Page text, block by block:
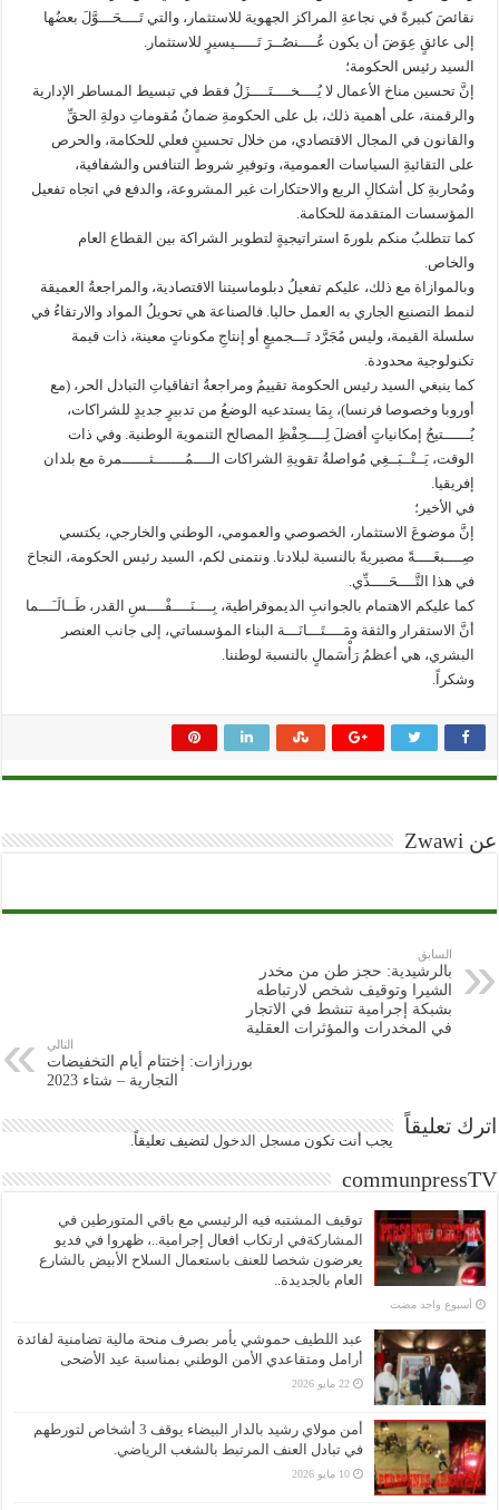
نقائصَ كبيرةً في نجاعةِ المراكز الجهوية للاستثمار، والتي تَــــحَـــوَّلَ بعضُها
إلى عائقٍ عِوَضَ أن يكون عُــــنصُــرَ تَـــــيسيرٍ للاستثمار.
السيد رئيس الحكومة؛
إنَّ تحسين مناخ الأعمال لا يُــــخــــتَــــزَلُ فقط في تبسيط المساطر الإدارية
والرقمنة، على أهمية ذلك، بل على الحكومةِ ضمانُ مُقوماتِ دولةِ الحقِّ
والقانون في المجال الاقتصادي، من خلال تحسينٍ فعلي للحكامة، والحرص
على التقائيةِ السياسات العمومية، وتوفيرِ شروط التنافس والشفافية،
ومُحاربةِ كل أشكالِ الريع والاحتكارات غير المشروعة، والدفع في اتجاه تفعيل
المؤسسات المتقدمة للحكامة.
كما تتطلبُ منكم بلورةَ استراتيجيةٍ لتطوير الشراكة بين القطاع العام
والخاص.
وبالموازاة مع ذلك، عليكم تفعيلُ دبلوماسيتنا الاقتصادية، والمراجعةُ العميقة
لنمط التصنيع الجاري به العمل حاليا. فالصناعة هي تحويلُ المواد والارتقاءُ في
سلسلة القيمة، وليس مُجَرَّد تَـــجميعٍ أو إنتاجِ مكوناتٍ معينة، ذات قيمة
تكنولوجية محدودة.
كما ينبغي السيد رئيس الحكومة تقييمُ ومراجعةُ اتفاقياتِ التبادل الحر، (مع
أوروبا وخصوصا فرنسا)، بِمَا يستدعيه الوضعُ من تدبيرٍ جديدٍ للشراكات،
يُــــــتيحُ إمكانياتٍ أفضلَ لِــــحِفْظِ المصالح التنموية الوطنية. وفي ذات
الوقت، يَــنْــبَــغِي مُواصلةُ تقويةِ الشراكات الــــمُـــــــثــــــمرة مع بلدان
إفريقيا.
في الأخير؛
إنَّ موضوعَ الاستثمار، الخصوصي والعمومي، الوطني والخارجي، يكتسي
صِــــبغَــــةً مصيريةً بالنسبة لبلادنا. ونتمنى لكم، السيد رئيس الحكومة، النجاحَ
في هذا التَّــــحَــــدِّي.
كما عليكم الاهتمام بالجوانبِ الديموقراطية، بِــــنَــــفْــــسِ القدر، طَــالَـَـــما
أنَّ الاستقرار والثقة ومَــــتَـــانَـــة البناء المؤسساتي، إلى جانب العنصر
البشري، هي أعظمُ رَأْسَمالٍ بالنسبة لوطننا.
وشكراً.
عن Zwawi
السابق
بالرشيدية: حجز طن من مخدر
الشيرا وتوقيف شخص لارتباطه
بشبكة إجرامية تنشط في الاتجار
في المخدرات والمؤثرات العقلية
التالي
بورزازات: إختتام أيام التخفيضات
التجارية – شتاء 2023
اترك تعليقاً
يجب أنت تكون مسجل الدخول لتضيف تعليقاً.
communpressTV
توقيف المشتبه فيه الرئيسي مع باقي المتورطين في
المشاركةفي ارتكاب افعال إجرامية..، ظهروا في فديو
يعرضون شخصا للعنف باستعمال السلاح الأبيض بالشارع
العام بالجديدة..
‏أسبوع واحد مضت
عبد اللطيف حموشي يأمر بصرف منحة مالية تضامنية لفائدة
أرامل ومتقاعدي الأمن الوطني بمناسبة عيد الأضحى
22 مايو 2026
أمن مولاي رشيد بالدار البيضاء يوقف 3 أشخاص لتورطهم
في تبادل العنف المرتبط بالشغب الرياضي.
10 مايو 2026